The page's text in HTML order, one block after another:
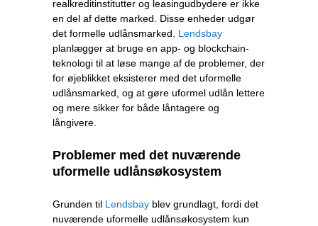
realkreditinstitutter og leasingudbydere er ikke
en del af dette marked. Disse enheder udgør
det formelle udlånsmarked. Lendsbay
planlægger at bruge en app- og blockchain-
teknologi til at løse mange af de problemer, der
for øjeblikket eksisterer med det uformelle
udlånsmarked, og at gøre uformel udlån lettere
og mere sikker for både låntagere og
långivere.
Problemer med det nuværende
uformelle udlånsøkosystem
Grunden til Lendsbay blev grundlagt, fordi det
nuværende uformelle udlånsøkosystem kun